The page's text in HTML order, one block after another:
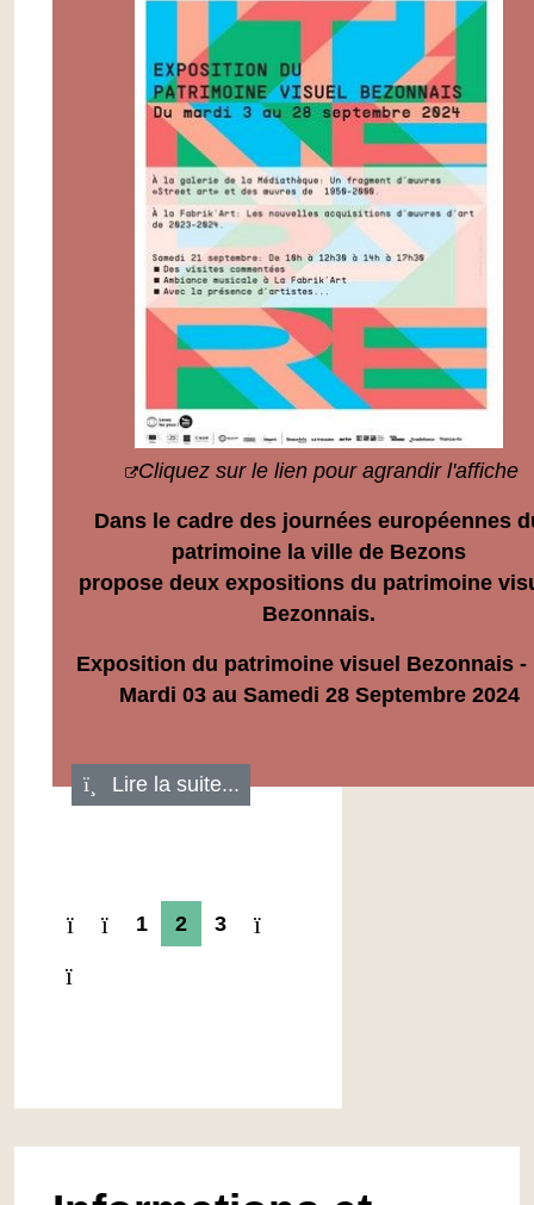
Cliquez sur le lien pour agrandir l'affiche
Dans le cadre des journées européennes
patrimoine la ville de Bezons
propose deux expositions du patrimoine
Bezonnais.
Exposition du patrimoine visuel Bezonnais -
Mardi 03 au Samedi 28 Septembre 2024
Lire la suite...
1 2 3